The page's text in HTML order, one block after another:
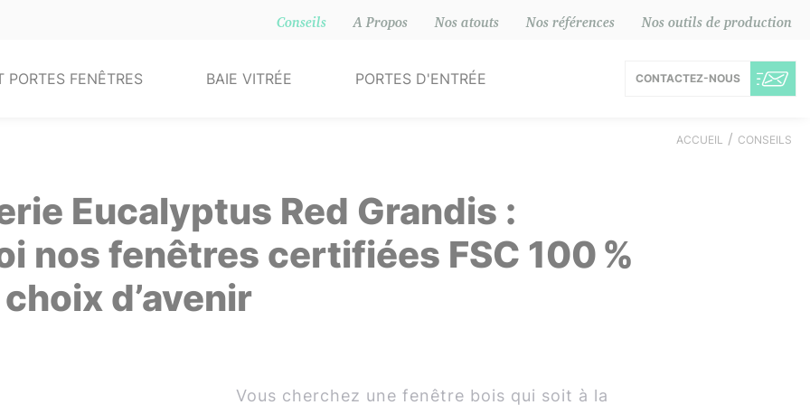
Conseils A Propos Nos atouts Nos références Nos outils de production
PORTES FENÊTRES
PVC
flammes
BAIE VITRÉE PORTES D'ENTRÉE
PVC
CONTACTEZ-NOUS
ACCUEIL CONSEILS
Eucalyptus Red Grandis :
nos fenêtres certifiées FSC 100 %
d’avenir
Vous cherchez une fenêtre bois qui soit à la